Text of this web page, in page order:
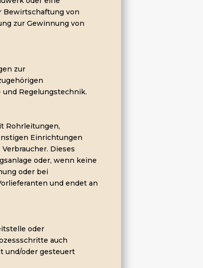
Bewirtschaftung von
zur Gewinnung von
zur
und Regelungstechnik.
Rohrleitungen,
Einrichtungen
Dieses
oder, wenn keine
oder bei
und endet an
oder
auch
und/oder gesteuert